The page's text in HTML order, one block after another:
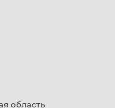
область